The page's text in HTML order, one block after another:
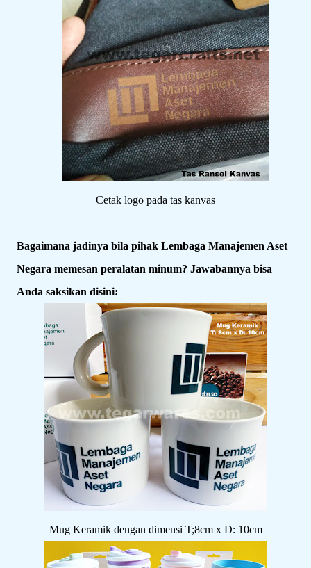
Cetak logo pada tas kanvas
Bagaimana jadinya bila pihak Lembaga Manajemen Aset
Negara memesan peralatan minum? Jawabannya bisa
Anda saksikan disini:
Mug Keramik dengan dimensi T;8cm x D: 10cm